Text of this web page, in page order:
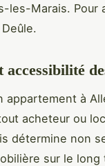
les-Marais.
accessibilité
appartement à
acheteur ou
détermine non
sur le